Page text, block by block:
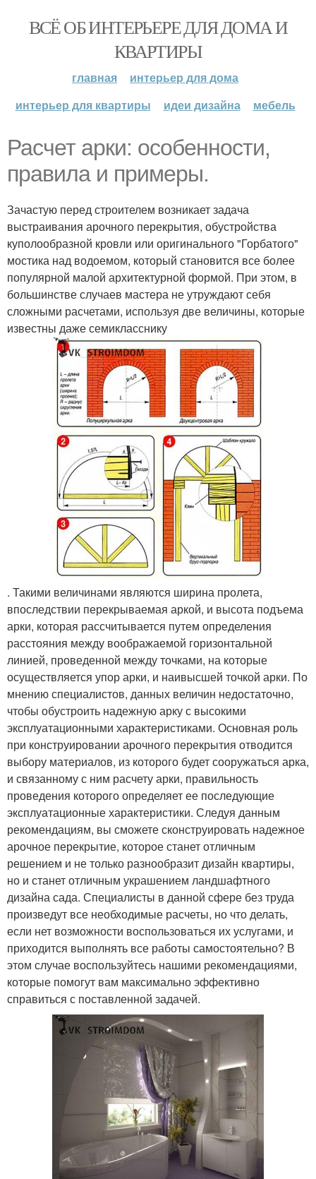
ВСЁ ОБ ИНТЕРЬЕРЕ ДЛЯ ДОМА И
КВАРТИРЫ
главная
интерьер для дома
интерьер для квартиры
идеи дизайна мебель
Расчет арки: особенности,
правила и примеры.
Зачастую перед строителем возникает задача
выстраивания арочного перекрытия, обустройства
куполообразной кровли или оригинального "Горбатого"
мостика над водоемом, который становится все более
популярной малой архитектурной формой. При этом, в
большинстве случаев мастера не утруждают себя
сложными расчетами, используя две величины, которые
известны даже семикласснику
. Такими величинами являются ширина пролета,
впоследствии перекрываемая аркой, и высота подъема
арки, которая рассчитывается путем определения
расстояния между воображаемой горизонтальной
линией, проведенной между точками, на которые
осуществляется упор арки, и наивысшей точкой арки. По
мнению специалистов, данных величин недостаточно,
чтобы обустроить надежную арку с высокими
эксплуатационными характеристиками. Основная роль
при конструировании арочного перекрытия отводится
выбору материалов, из которого будет сооружаться арка,
и связанному с ним расчету арки, правильность
проведения которого определяет ее последующие
эксплуатационные характеристики. Следуя данным
рекомендациям, вы сможете сконструировать надежное
арочное перекрытие, которое станет отличным
решением и не только разнообразит дизайн квартиры,
но и станет отличным украшением ландшафтного
дизайна сада. Специалисты в данной сфере без труда
произведут все необходимые расчеты, но что делать,
если нет возможности воспользоваться их услугами, и
приходится выполнять все работы самостоятельно? В
этом случае воспользуйтесь нашими рекомендациями,
которые помогут вам максимально эффективно
справиться с поставленной задачей.